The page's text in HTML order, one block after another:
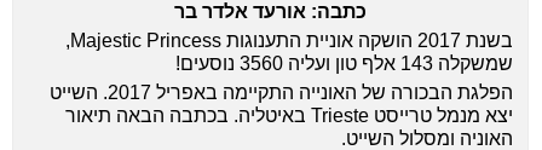
כתבה: אורעד אלדר בר
בשנת 2017 הושקה אוניית התענוגות Majestic Princess,
שמשקלה 143 אלף טון ועליה 3560 נוסעים!
הפלגת הבכורה של האונייה התקיימה באפריל 2017. השייט
יצא מנמל טרייסט Trieste באיטליה. בכתבה הבאה תיאור
האוניה ומסלול השייט.